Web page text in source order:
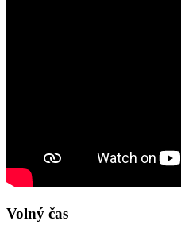
Volný čas